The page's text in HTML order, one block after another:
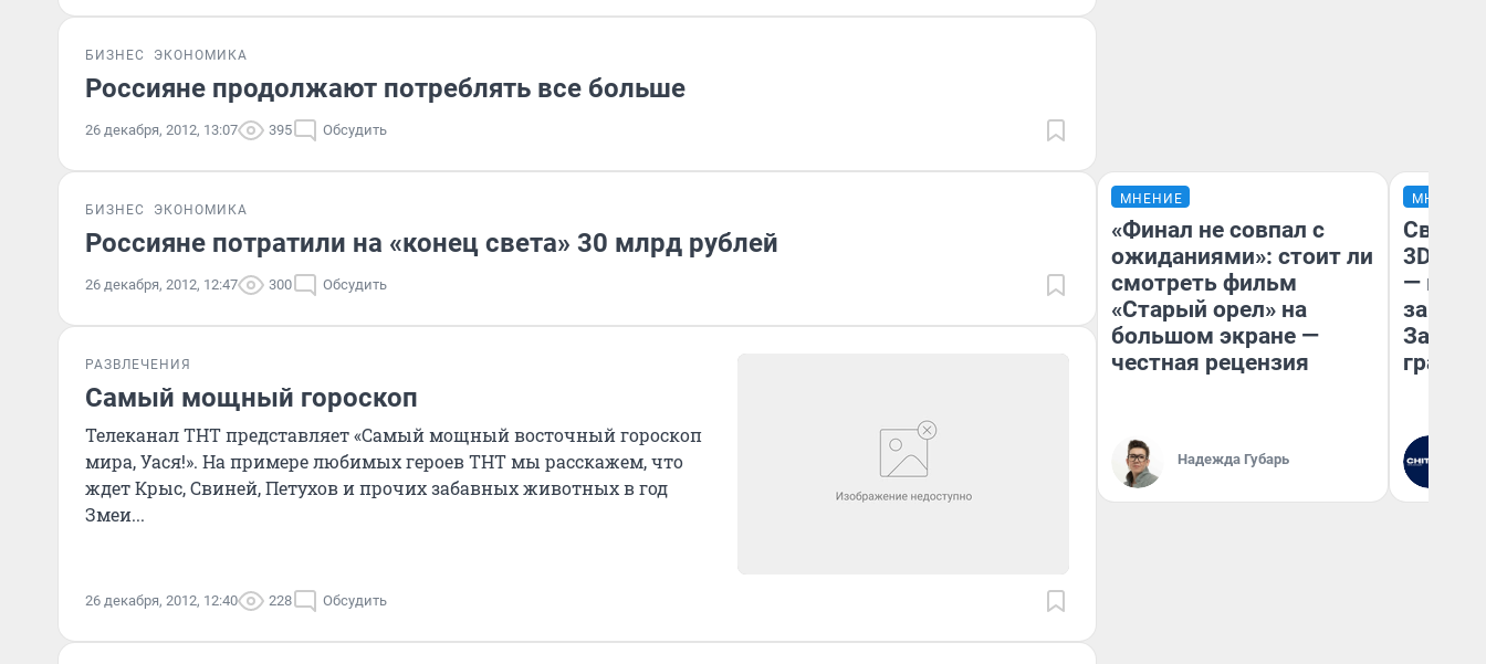
БИЗНЕС ЭКОНОМИКА
Россияне продолжают потреблять все больше
26 декабря, 2012, 13:07 395 Обсудить
БИЗНЕС ЭКОНОМИКА
Россияне потратили на «конец света» 30 млрд рублей
26 декабря, 2012, 12:47 300 Обсудить
РАЗВЛЕЧЕНИЯ
Самый мощный гороскоп
Телеканал ТНТ представляет «Самый мощный восточный гороскоп
мира, Уася!». На примере любимых героев ТНТ мы расскажем, что
ждет Крыс, Свиней, Петухов и прочих забавных животных в год
Змеи...
26 декабря, 2012, 12:40 228 Обсудить
МНЕНИЕ
«Финал не совпал с
ожиданиями»: стоит ли
смотреть фильм
«Старый орел» на
большом экране —
честная рецензия
Надежда Губарь
МНЕНИЕ
— как